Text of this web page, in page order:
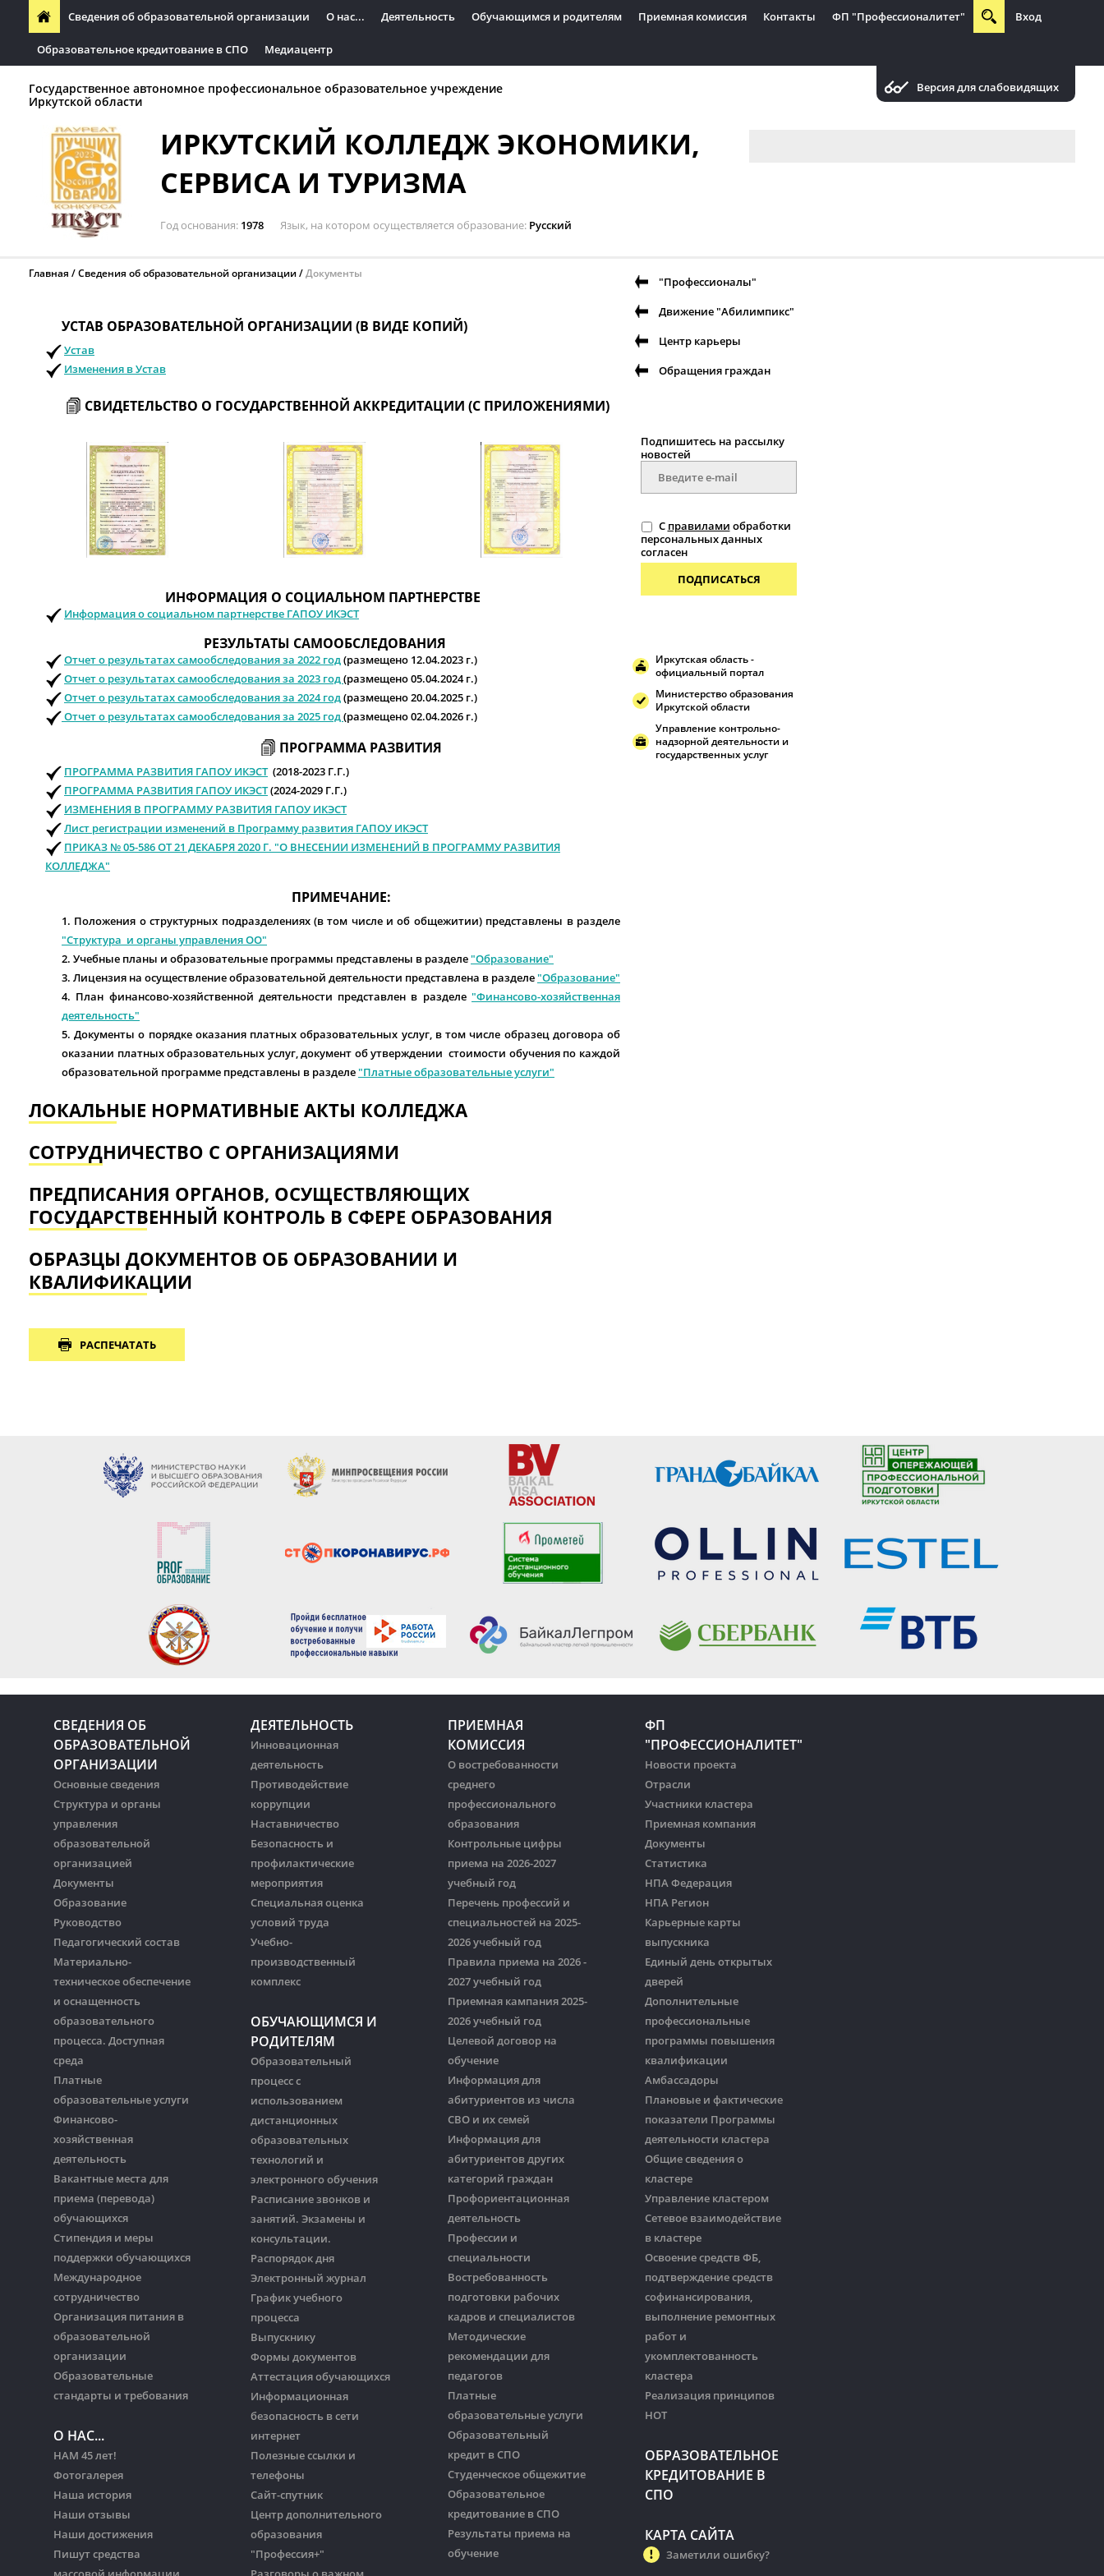
Сведения об образовательной организации О нас... Деятельность Обучающимся и родителям Приемная комиссия Контакты ФП "Профессионалитет"
Образовательное кредитование в СПО Медиацентр
Вход
Государственное автономное профессиональное образовательное учреждение
Иркутской области
ИРКУТСКИЙ КОЛЛЕДЖ ЭКОНОМИКИ,
СЕРВИСА И ТУРИЗМА
Год основания 1978 Язык, на котором осуществляется образование Русский
Версия для слабовидящих
Главная Сведения об образовательной организации Документы
УСТАВ ОБРАЗОВАТЕЛЬНОЙ ОРГАНИЗАЦИИ (В ВИДЕ КОПИЙ)
Устав
Изменения в Устав
СВИДЕТЕЛЬСТВО О ГОСУДАРСТВЕННОЙ АККРЕДИТАЦИИ (С ПРИЛОЖЕНИЯМИ)
ИНФОРМАЦИЯ О СОЦИАЛЬНОМ ПАРТНЕРСТВЕ
Информация о социальном партнерстве ГАПОУ ИКЭСТ
РЕЗУЛЬТАТЫ САМООБСЛЕДОВАНИЯ
Отчет о результатах самообследования за 2022 год(размещено 12.04.2023 г.)
Отчет о результатах самообследования за 2023 год(размещено 05.04.2024 г.)
Отчет о результатах самообследования за 2024 год(размещено 20.04.2025 г.)
Отчет о результатах самообследования за 2025 год(размещено 02.04.2026 г.)
ПРОГРАММА РАЗВИТИЯ
ПРОГРАММА РАЗВИТИЯ ГАПОУ ИКЭСТ(2018-2023 Г.Г.)
ПРОГРАММА РАЗВИТИЯ ГАПОУ ИКЭСТ(2024-2029 Г.Г.)
ИЗМЕНЕНИЯ В ПРОГРАММУ РАЗВИТИЯ ГАПОУ ИКЭСТ
Лист регистрации изменений в Программу развития ГАПОУ ИКЭСТ
ПРИКАЗ № 05-586 ОТ 21 ДЕКАБРЯ 2020 Г. "О ВНЕСЕНИИ ИЗМЕНЕНИЙ В ПРОГРАММУ РАЗВИТИЯ
КОЛЛЕДЖА"
ПРИМЕЧАНИЕ:
1. Положения о структурных подразделениях (в том числе и об общежитии) представлены в разделе
"Структура и органы управления ОО"
2. Учебные планы и образовательные программы представлены в разделе"Образование"
3. Лицензия на осуществление образовательной деятельности представлена в разделе"Образование"
4. План финансово-хозяйственной деятельности представлен в разделе "Финансово-хозяйственная
деятельность"
5. Документы о порядке оказания платных образовательных услуг, в том числе образец договора об
оказании платных образовательных услуг, документ об утверждении стоимости обучения по каждой
образовательной программе представлены в разделе"Платные образовательные услуги"
ЛОКАЛЬНЫЕ НОРМАТИВНЫЕ АКТЫ КОЛЛЕДЖА
СОТРУДНИЧЕСТВО С ОРГАНИЗАЦИЯМИ
ПРЕДПИСАНИЯ ОРГАНОВ, ОСУЩЕСТВЛЯЮЩИХ
ГОСУДАРСТВЕННЫЙ КОНТРОЛЬ В СФЕРЕ ОБРАЗОВАНИЯ
ОБРАЗЦЫ ДОКУМЕНТОВ ОБ ОБРАЗОВАНИИ И
КВАЛИФИКАЦИИ
РАСПЕЧАТАТЬ
"Профессионалы"
Движение "Абилимпикс"
Центр карьеры
Обращения граждан
Подпишитесь на рассылку
новостей
С правилами обработки
персональных данных
согласен
ПОДПИСАТЬСЯ
Иркутская область -
официальный портал
Министерство образования
Иркутской области
Управление контрольно-
надзорной деятельности и
государственных услуг
СВЕДЕНИЯ ОБ
ОБРАЗОВАТЕЛЬНОЙ
ОРГАНИЗАЦИИ
Основные сведения
Структура и органы
управления
образовательной
организацией
Документы
Образование
Руководство
Педагогический состав
Материально-
техническое обеспечение
и оснащенность
образовательного
процесса. Доступная
среда
Платные
образовательные услуги
Финансово-
хозяйственная
деятельность
Вакантные места для
приема (перевода)
обучающихся
Стипендия и меры
поддержки обучающихся
Международное
сотрудничество
Организация питания в
образовательной
организации
Образовательные
стандарты и требования
О НАС...
НАМ 45 лет!
Фотогалерея
Наша история
Наши отзывы
Наши достижения
Пишут средства
ДЕЯТЕЛЬНОСТЬ
Инновационная
деятельность
Противодействие
коррупции
Наставничество
Безопасность и
профилактические
мероприятия
Специальная оценка
условий труда
Учебно-
производственный
комплекс
ОБУЧАЮЩИМСЯ И
РОДИТЕЛЯМ
Образовательный
процесс с
использованием
дистанционных
образовательных
технологий и
электронного обучения
Расписание звонков и
занятий. Экзамены и
консультации.
Распорядок дня
Электронный журнал
График учебного
процесса
Выпускнику
Формы документов
Аттестация обучающихся
Информационная
безопасность в сети
интернет
Полезные ссылки и
телефоны
Сайт-спутник
Центр дополнительного
образования
"Профессия+"
ПРИЕМНАЯ
КОМИССИЯ
О востребованности
среднего
профессионального
образования
Контрольные цифры
приема на 2026-2027
учебный год
Перечень профессий и
специальностей на 2025-
2026 учебный год
Правила приема на 2026 -
2027 учебный год
Приемная кампания 2025-
2026 учебный год
Целевой договор на
обучение
Информация для
абитуриентов из числа
СВО и их семей
Информация для
абитуриентов других
категорий граждан
Профориентационная
деятельность
Профессии и
специальности
Востребованность
подготовки рабочих
кадров и специалистов
Методические
рекомендации для
педагогов
Платные
образовательные услуги
Образовательный
кредит в СПО
Студенческое общежитие
Образовательное
кредитование в СПО
Результаты приема на
обучение
ФП
"ПРОФЕССИОНАЛИТЕТ"
Новости проекта
Отрасли
Участники кластера
Приемная компания
Документы
Статистика
НПА Федерация
НПА Регион
Карьерные карты
выпускника
Единый день открытых
дверей
Дополнительные
профессиональные
программы повышения
квалификации
Амбассадоры
Плановые и фактические
показатели Программы
деятельности кластера
Общие сведения о
кластере
Управление кластером
Сетевое взаимодействие
в кластере
Освоение средств ФБ,
подтверждение средств
софинансирования,
выполнение ремонтных
работ и
укомплектованность
кластера
Реализация принципов
НОТ
ОБРАЗОВАТЕЛЬНОЕ
КРЕДИТОВАНИЕ В
СПО
КАРТА САЙТА
Заметили ошибку?